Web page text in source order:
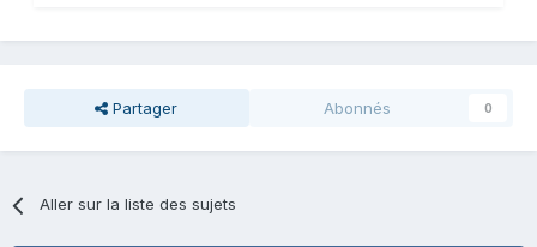
Partager Abonnés 0
Aller sur la liste des sujets